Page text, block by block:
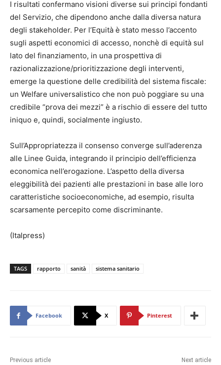
I risultati confermano visioni diverse sui principi fondanti
del Servizio, che dipendono anche dalla diversa natura
degli stakeholder. Per l’Equità è stato messo l’accento
sugli aspetti economici di accesso, nonchè di equità sul
lato del finanziamento, in una prospettiva di
razionalizzazione/prioritizzazione degli interventi,
emerge la questione delle credibilità del sistema fiscale:
un Welfare universalistico che non può poggiare su una
credibile “prova dei mezzi” è a rischio di essere del tutto
iniquo e, quindi, socialmente ingiusto.
Sull’Appropriatezza il consenso converge sull’aderenza
alle Linee Guida, integrando il principio dell’efficienza
economica nell’erogazione. L’aspetto della diversa
eleggibilità dei pazienti alle prestazioni in base alle loro
caratteristiche socioeconomiche, ad esempio, risulta
scarsamente percepito come discriminante.
(Italpress)
TAGS rapporto sanità sistema sanitario
Facebook X Pinterest
Previous article Next article